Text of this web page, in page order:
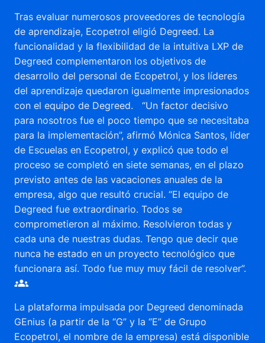
Tras evaluar numerosos proveedores de tecnología
de aprendizaje, Ecopetrol eligió Degreed. La
funcionalidad y la flexibilidad de la intuitiva LXP de
Degreed complementaron los objetivos de
desarrollo del personal de Ecopetrol, y los líderes
del aprendizaje quedaron igualmente impresionados
con el equipo de Degreed. “Un factor decisivo
para nosotros fue el poco tiempo que se necesitaba
para la implementación”, afirmó Mónica Santos, líder
de Escuelas en Ecopetrol, y explicó que todo el
proceso se completó en siete semanas, en el plazo
previsto antes de las vacaciones anuales de la
empresa, algo que resultó crucial. “El equipo de
Degreed fue extraordinario. Todos se
comprometieron al máximo. Resolvieron todas y
cada una de nuestras dudas. Tengo que decir que
nunca he estado en un proyecto tecnológico que
funcionara así. Todo fue muy muy fácil de resolver”.
La plataforma impulsada por Degreed denominada
GEnius (a partir de la “G” y la “E” de Grupo
Ecopetrol, el nombre de la empresa) está disponible